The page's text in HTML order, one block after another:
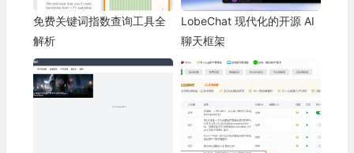
免费关键词指数查询工具全
解析
LobeChat 现代化的开源 AI
聊天框架